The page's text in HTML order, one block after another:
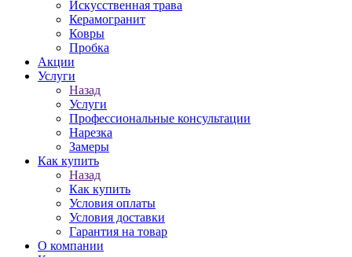
Искусственная трава
Керамогранит
Ковры
Пробка
Акции
Услуги
Назад
Услуги
Профессиональные консультации
Нарезка
Замеры
Как купить
Назад
Как купить
Условия оплаты
Условия доставки
Гарантия на товар
О компании